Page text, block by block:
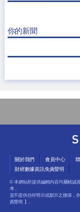
你的新聞
關於我們 會員中心
財經數據資訊免責聲明
© 本網站所提供編輯內容均屬精誠
考，
並不提供任何明示或默示之擔保，
責聲明 】。